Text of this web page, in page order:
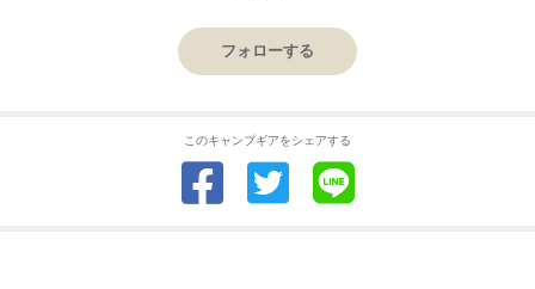
フォローする
このキャンプギアをシェアする